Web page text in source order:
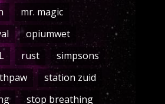
mr. magic
opiumwet
rust
simpsons
station zuid
stop breathing